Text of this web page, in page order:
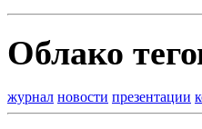
Облако
журнал новости презентации